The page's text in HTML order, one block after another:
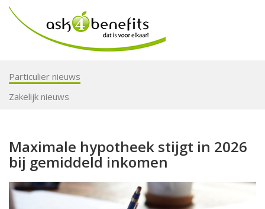
Particulier nieuws
Zakelijk nieuws
Maximale hypotheek stijgt in 2026
bij gemiddeld inkomen